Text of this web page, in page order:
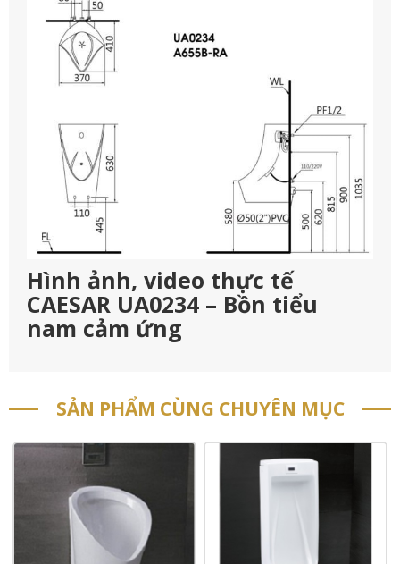
Hình ảnh, video thực tế
CAESAR UA0234 – Bồn tiểu
nam cảm ứng
SẢN PHẨM CÙNG CHUYÊN MỤC